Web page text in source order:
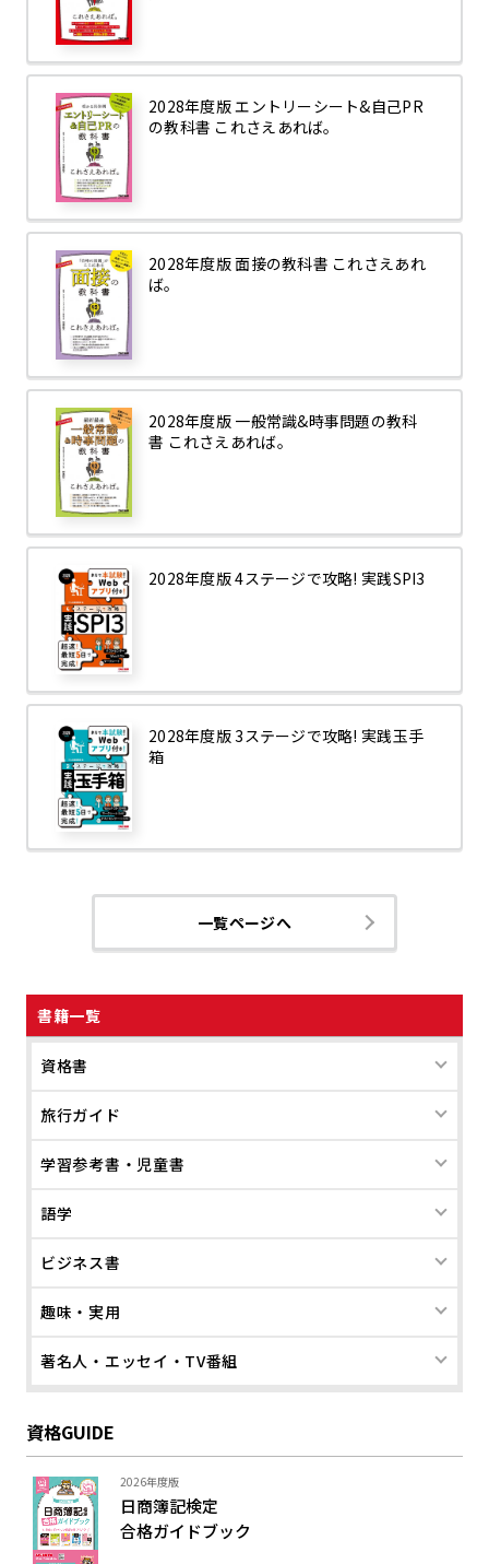
書籍一覧
資格書
旅行ガイド
学習参考書・児童書
語学
ビジネス書
趣味・実用
著名人・エッセイ・TV番組
資格GUIDE
2026年度版
日商簿記検定
合格ガイドブック
2028年度版 エントリーシート&自己PR
の教科書 これさえあれば。
2028年度版 面接の教科書 これさえあれ
ば。
2028年度版 一般常識&時事問題の教科
書 これさえあれば。
2028年度版 4ステージで攻略! 実践SPI3
2028年度版 3ステージで攻略! 実践玉手
箱
一覧ページへ